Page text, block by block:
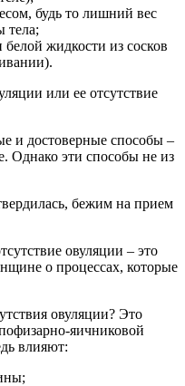
будь то лишний вес
тела;
жидкости из сосков
или ее отсутствие
и достоверные способы –
Однако эти способы не из
бежим на прием
овуляции – это
о процессах, которые
овуляции? Это
яичниковой
влияют: